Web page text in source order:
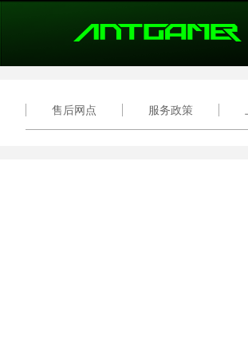
售后网点 服务政策